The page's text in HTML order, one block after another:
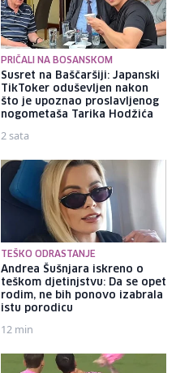
PRIČALI NA BOSANSKOM
Susret na Baščaršiji: Japanski
TikToker oduševljen nakon
što je upoznao proslavljenog
nogometaša Tarika Hodžića
2 sata
TEŠKO ODRASTANJE
Andrea Šušnjara iskreno o
teškom djetinjstvu: Da se opet
rodim, ne bih ponovo izabrala
istu porodicu
12 min